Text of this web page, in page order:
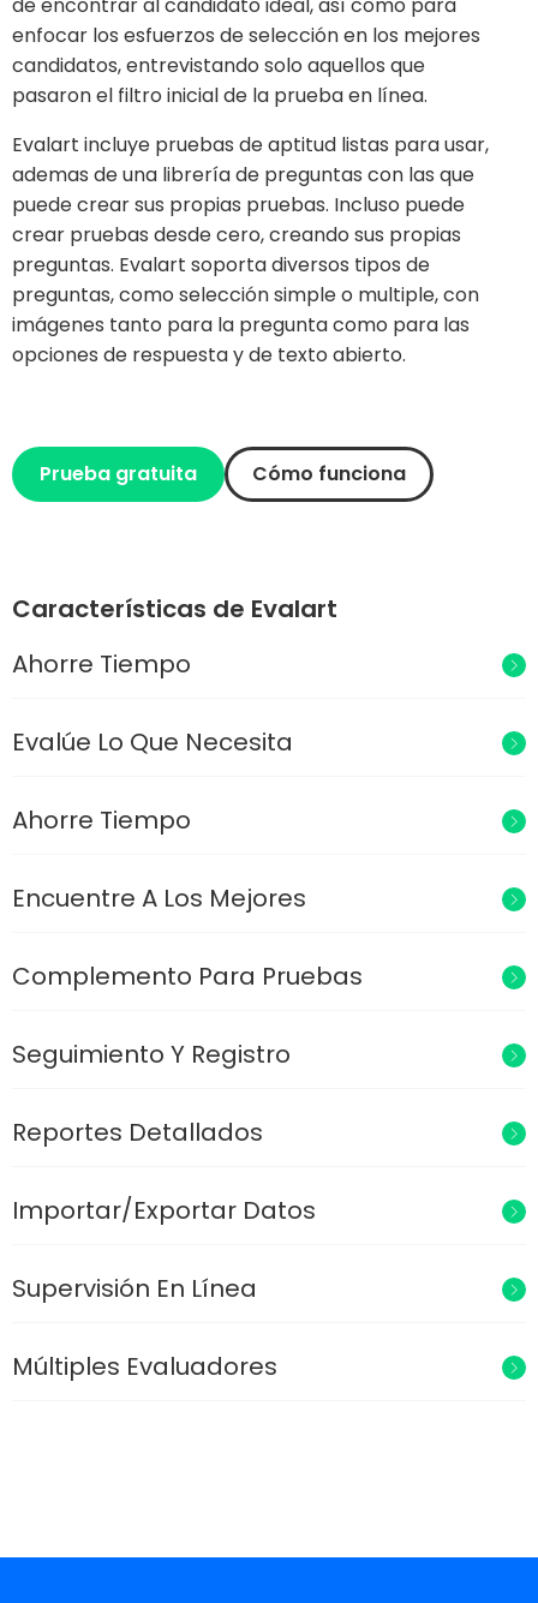
enfocar los esfuerzos de selección en los mejores
candidatos, entrevistando solo aquellos que
pasaron el filtro inicial de la prueba en línea.
Evalart incluye pruebas de aptitud listas para usar,
ademas de una librería de preguntas con las que
puede crear sus propias pruebas. Incluso puede
crear pruebas desde cero, creando sus propias
preguntas. Evalart soporta diversos tipos de
preguntas, como selección simple o multiple, con
imágenes tanto para la pregunta como para las
opciones de respuesta y de texto abierto.
Prueba gratuita Cómo funciona
Características de Evalart
Ahorre Tiempo
Evalúe Lo Que Necesita
Ahorre Tiempo
Encuentre A Los Mejores
Complemento Para Pruebas
Seguimiento Y Registro
Reportes Detallados
Importar/Exportar Datos
Supervisión En Línea
Múltiples Evaluadores